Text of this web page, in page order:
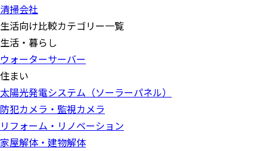
清掃会社
生活向け比較カテゴリー一覧
生活・暮らし
ウォーターサーバー
住まい
太陽光発電システム（ソーラーパネル）
防犯カメラ・監視カメラ
リフォーム・リノベーション
家屋解体・建物解体